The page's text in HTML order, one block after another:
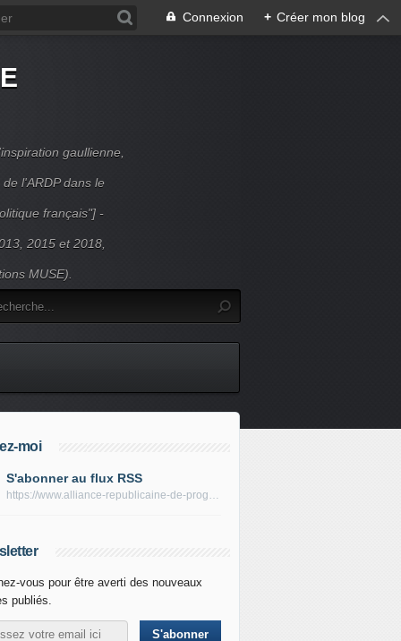
Connexion + Créer mon blog
gaullienne,
l'ARDP dans le
français"] -
2015 et 2018,
MUSE).
moi
S'abonner au flux RSS
https://www.alliance-republicaine-de-progres.com/rss
vous pour être averti des nouveaux
publiés.